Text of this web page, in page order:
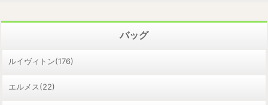
バッグ
ルイヴィトン(176)
エルメス(22)